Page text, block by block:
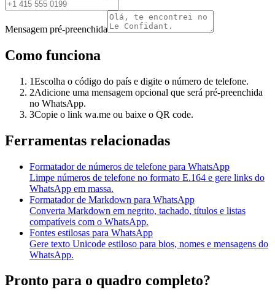
Mensagem pré-preenchida
Como funciona
1Escolha o código do país e digite o número de telefone.
2Adicione uma mensagem opcional que será pré-preenchida
no WhatsApp.
3Copie o link wa.me ou baixe o QR code.
Ferramentas relacionadas
Formatador de números de telefone para WhatsApp
Limpe números de telefone no formato E.164 e gere links do
WhatsApp em massa.
Formatador de Markdown para WhatsApp
Converta Markdown em negrito, tachado, títulos e listas
compatíveis com o WhatsApp.
Fontes estilosas para WhatsApp
Gere texto Unicode estiloso para bios, nomes e mensagens do
WhatsApp.
Pronto para o quadro completo?